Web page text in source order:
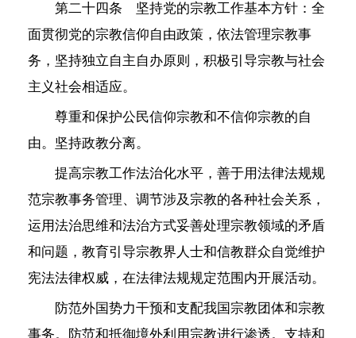
第二十四条 坚持党的宗教工作基本方针：全
面贯彻党的宗教信仰自由政策，依法管理宗教事
务，坚持独立自主自办原则，积极引导宗教与社会
主义社会相适应。
尊重和保护公民信仰宗教和不信仰宗教的自
由。坚持政教分离。
提高宗教工作法治化水平，善于用法律法规规
范宗教事务管理、调节涉及宗教的各种社会关系，
运用法治思维和法治方式妥善处理宗教领域的矛盾
和问题，教育引导宗教界人士和信教群众自觉维护
宪法法律权威，在法律法规规定范围内开展活动。
防范外国势力干预和支配我国宗教团体和宗教
事务。防范和抵御境外利用宗教进行渗透。支持和